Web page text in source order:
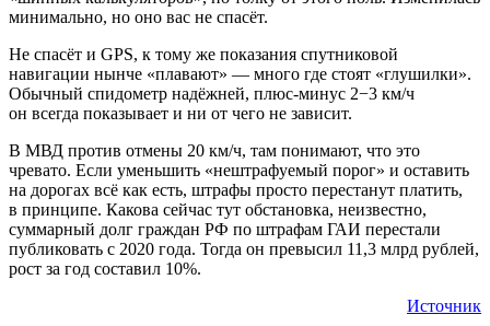
минимально, но оно вас не спасёт.
Не спасёт и GPS, к тому же показания спутниковой
навигации нынче «плавают» — много где стоят «глушилки».
Обычный спидометр надёжней, плюс-минус 2−3 км/ч
он всегда показывает и ни от чего не зависит.
В МВД против отмены 20 км/ч, там понимают, что это
чревато. Если уменьшить «нештрафуемый порог» и оставить
на дорогах всё как есть, штрафы просто перестанут платить,
в принципе. Какова сейчас тут обстановка, неизвестно,
суммарный долг граждан РФ по штрафам ГАИ перестали
публиковать с 2020 года. Тогда он превысил 11,3 млрд рублей,
рост за год составил 10%.
Источник